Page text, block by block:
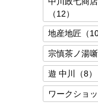
（12）
地産地匠（10
宗慎茶ノ湯噺
遊 中川（8）
ワークショッ